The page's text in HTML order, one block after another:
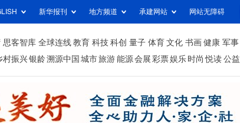
新华报刊 地方频道 承建网站 网站无障碍
思客智库 全球连线 教育 科技 科创 量子 体育 文化 书画 健康 军事
村振兴银龄溯源中国 城市旅游 能源 会展 彩票娱乐 时尚 悦读 公益